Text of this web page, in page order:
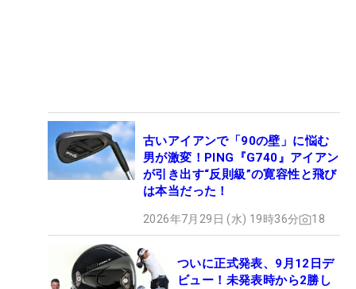
古いアイアンで「90の壁」に悩む
男が激変！PING『G740』アイアン
が引き出す“反則級”の寛容性と飛び
は本当だった！
2026年7月29日 (水) 19時36分 18
ついに正式発表、9月12日デ
ビュー！未発表時から2勝し